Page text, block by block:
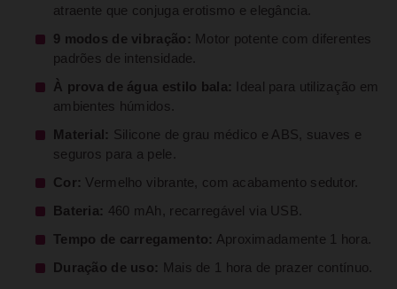
atraente que conjuga erotismo e elegância.
9 modos de vibração: Motor potente com diferentes
padrões de intensidade.
À prova de água estilo bala:
Ideal para utilização em
ambientes húmidos.
Material: Silicone de grau médico e ABS, suaves e
seguros para a pele.
Cor: Vermelho vibrante, com acabamento sedutor.
Bateria: 460 mAh, recarregável via USB.
Tempo de carregamento: Aproximadamente 1 hora.
Duração de uso:
Mais de 1 hora de prazer contínuo.